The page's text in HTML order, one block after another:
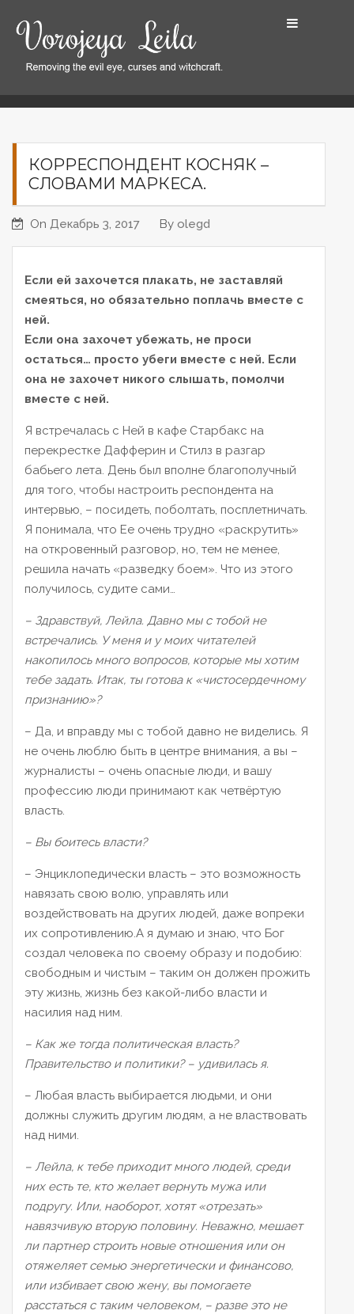
o
КОРРЕСПОНДЕНТ КОСНЯК –
СЛОВАМИ МАРКЕСА.
On Декабрь 3, 2017 By olegd
Если ей захочется плакать, не заставляй
смеяться, но обязательно поплачь вместе с
ней.
Если она захочет убежать, не проси
остаться… просто убеги вместе с ней. Если
она не захочет никого слышать, помолчи
вместе с ней.
Я встречалась с Ней в кафе Старбакс на
перекрестке Дафферин и Стилз в разгар
бабьего лета. День был вполне благополучный
для того, чтобы настроить респондента на
интервью, – посидеть, поболтать, посплетничать.
Я понимала, что Ее очень трудно «раскрутить»
на откровенный разговор, но, тем не менее,
решила начать «разведку боем». Что из этого
получилось, судите сами…
– Здравствуй, Лейла. Давно мы с тобой не
встречались. У меня и у моих читателей
накопилось много вопросов, которые мы хотим
тебе задать. Итак, ты готова к «чистосердечному
признанию»?
– Да, и вправду мы с тобой давно не виделись. Я
не очень люблю быть в центре внимания, а вы –
журналисты – очень опасные люди, и вашу
профеcсию люди принимают как четвёртую
власть.
– Вы боитесь власти?
– Энциклопедически власть – это возможность
навязать свою волю, управлять или
воздействовать на других людей, даже вопреки
их сопротивлению.А я думаю и знаю, что Бог
создал человека по своему образу и подобию:
свободным и чистым – таким он должен прожить
эту жизнь, жизнь без какой-либо власти и
насилия над ним.
– Как же тогда политическая власть?
Правительство и политики?– удивилась я.
– Любая власть выбирается людьми, и они
должны служить другим людям, а не властвовать
над ними.
– Лейла, к тебе приходит много людей, среди
них есть те, кто желает вернуть мужа или
подругу. Или, наоборот, хотят«отрезать»
навязчивую вторую половину. Неважно, мешает
ли партнер строить новые отношения или он
отяжеляет семью энергетически и финансово,
или избивает свою жену, вы помогаете
расстаться с таким человеком, – разве это не